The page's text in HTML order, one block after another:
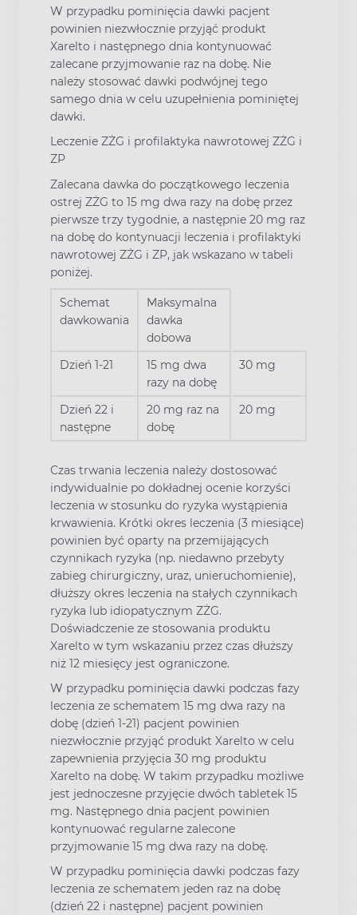
W przypadku pominięcia dawki pacjent
powinien niezwłocznie przyjąć produkt
Xarelto i następnego dnia kontynuować
zalecane przyjmowanie raz na dobę. Nie
należy stosować dawki podwójnej tego
samego dnia w celu uzupełnienia pominiętej
dawki.
Leczenie ZŻG i profilaktyka nawrotowej ZŻG i
ZP
Zalecana dawka do początkowego leczenia
ostrej ZŻG to 15 mg dwa razy na dobę przez
pierwsze trzy tygodnie, a następnie 20 mg raz
na dobę do kontynuacji leczenia i profilaktyki
nawrotowej ZŻG i ZP, jak wskazano w tabeli
poniżej.
Schemat
dawkowania
Maksymalna
dawka
dobowa
Dzień 1-21
15 mg dwa
razy na dobę
30 mg
Dzień 22 i
następne
20 mg raz na
dobę
20 mg
Czas trwania leczenia należy dostosować
indywidualnie po dokładnej ocenie korzyści
leczenia w stosunku do ryzyka wystąpienia
krwawienia. Krótki okres leczenia (3 miesiące)
powinien być oparty na przemijających
czynnikach ryzyka (np. niedawno przebyty
zabieg chirurgiczny, uraz, unieruchomienie),
dłuższy okres leczenia na stałych czynnikach
ryzyka lub idiopatycznym ZŻG.
Doświadczenie ze stosowania produktu
Xarelto w tym wskazaniu przez czas dłuższy
niż 12 miesięcy jest ograniczone.
W przypadku pominięcia dawki podczas fazy
leczenia ze schematem 15 mg dwa razy na
dobę (dzień 1-21) pacjent powinien
niezwłocznie przyjąć produkt Xarelto w celu
zapewnienia przyjęcia 30 mg produktu
Xarelto na dobę. W takim przypadku możliwe
jest jednoczesne przyjęcie dwóch tabletek 15
mg. Następnego dnia pacjent powinien
kontynuować regularne zalecone
przyjmowanie 15 mg dwa razy na dobę.
W przypadku pominięcia dawki podczas fazy
leczenia ze schematem jeden raz na dobę
(dzień 22 i następne) pacjent powinien